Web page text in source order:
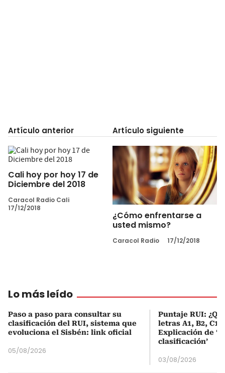
Artículo anterior
Cali hoy por hoy 17 de
Diciembre del 2018
Caracol Radio Cali
17/12/2018
Artículo siguiente
¿Cómo enfrentarse a
usted mismo?
Caracol Radio 17/12/2018
Lo más leído
Paso a paso para consultar su
clasificación del RUI, sistema que
evoluciona el Sisbén: link oficial
05/08/2026
Puntaje RUI:
letras A1, B2, C1
Explicación de
clasificación’
03/08/2026